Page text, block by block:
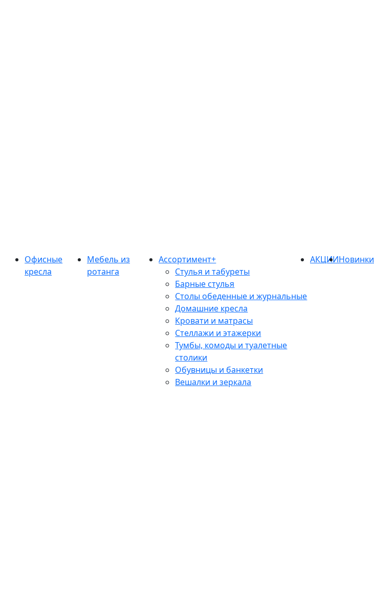
Офисные
кресла
Мебель из
ротанга
Ассортимент+
Стулья и табуреты
Барные стулья
Столы обеденные и журнальные
Домашние кресла
Кровати и матрасы
Стеллажи и этажерки
Тумбы, комоды и туалетные
столики
Обувницы и банкетки
Вешалки и зеркала
АКЦИИНовинки